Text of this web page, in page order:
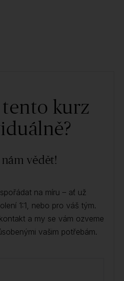
tento kurz
vědět!
na míru – ať už
1:1, nebo pro váš tým.
a my se vám ozveme
vašim potřebám.